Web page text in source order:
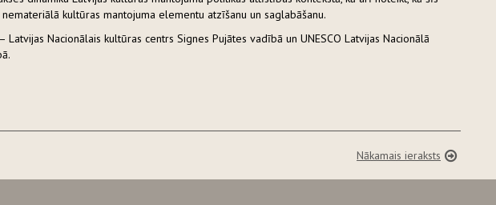
kultūras mantojuma elementu atzīšanu un saglabāšanu.
Nacionālais kultūras centrs Signes Pujātes vadībā un UNESCO Latvijas Nacionālā
Nākamais ieraksts